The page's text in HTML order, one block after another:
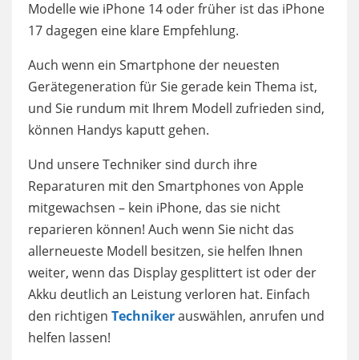
Modelle wie iPhone 14 oder früher ist das iPhone
17 dagegen eine klare Empfehlung.
Auch wenn ein Smartphone der neuesten
Gerätegeneration für Sie gerade kein Thema ist,
und Sie rundum mit Ihrem Modell zufrieden sind,
können Handys kaputt gehen.
Und unsere Techniker sind durch ihre
Reparaturen mit den Smartphones von Apple
mitgewachsen – kein iPhone, das sie nicht
reparieren können! Auch wenn Sie nicht das
allerneueste Modell besitzen, sie helfen Ihnen
weiter, wenn das Display gesplittert ist oder der
Akku deutlich an Leistung verloren hat. Einfach
den richtigen Technikerauswählen, anrufen und
helfen lassen!